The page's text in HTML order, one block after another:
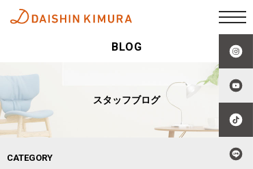
BLOG
スタッフブログ
CATEGORY